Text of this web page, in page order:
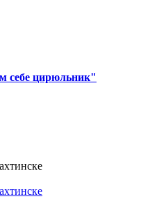
себе цирюльник"